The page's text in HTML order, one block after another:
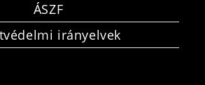
ÁSZF
irányelvek